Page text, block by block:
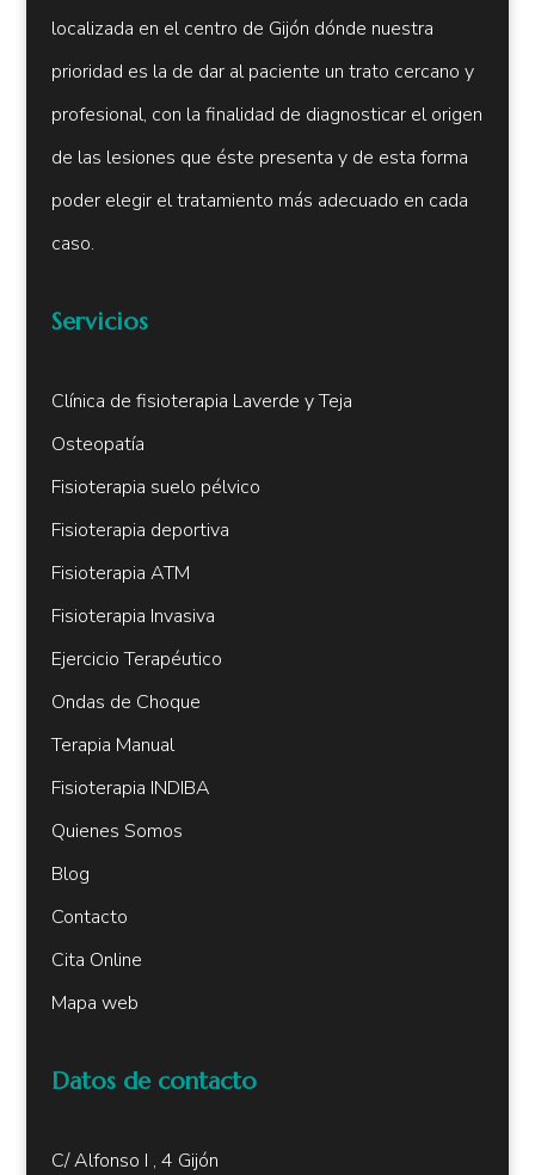
localizada en el centro de Gijón dónde nuestra
prioridad es la de dar al paciente un trato cercano y
profesional, con la finalidad de diagnosticar el origen
de las lesiones que éste presenta y de esta forma
poder elegir el tratamiento más adecuado en cada
caso.
Servicios
Clínica de fisioterapia Laverde y Teja
Osteopatía
Fisioterapia suelo pélvico
Fisioterapia deportiva
Fisioterapia ATM
Fisioterapia Invasiva
Ejercicio Terapéutico
Ondas de Choque
Terapia Manual
Fisioterapia INDIBA
Quienes Somos
Blog
Contacto
Cita Online
Mapa web
Datos de contacto
C/ Alfonso I , 4 Gijón